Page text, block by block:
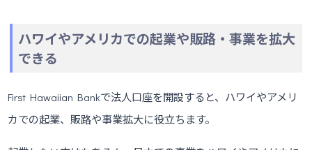
ハワイやアメリカでの起業や販路・事業を拡大
できる
First Hawaiian Bankで法人口座を開設すると、ハワイやアメリ
カでの起業、販路や事業拡大に役立ちます。